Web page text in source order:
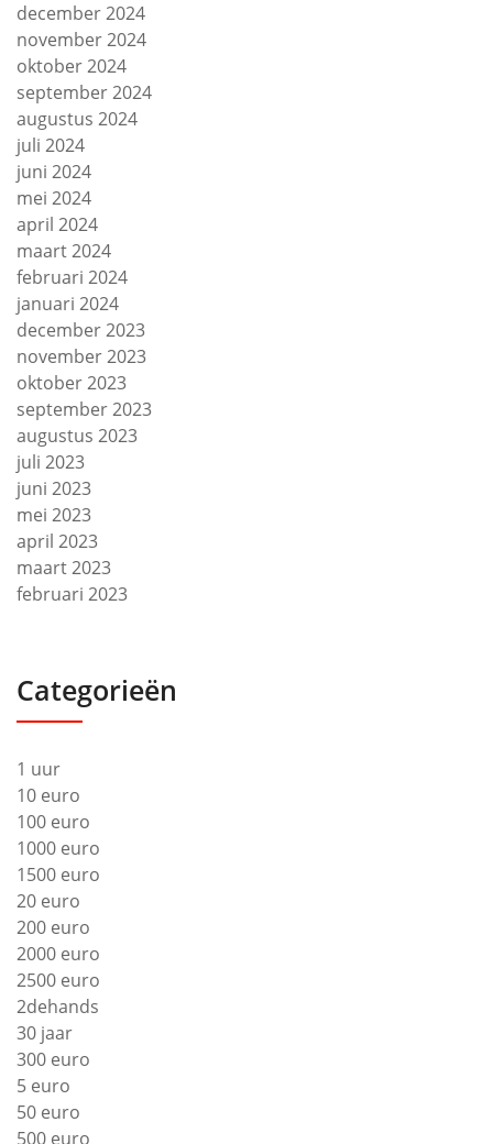
december 2024
november 2024
oktober 2024
september 2024
augustus 2024
juli 2024
juni 2024
mei 2024
april 2024
maart 2024
februari 2024
januari 2024
december 2023
november 2023
oktober 2023
september 2023
augustus 2023
juli 2023
juni 2023
mei 2023
april 2023
maart 2023
februari 2023
Categorieën
1 uur
10 euro
100 euro
1000 euro
1500 euro
20 euro
200 euro
2000 euro
2500 euro
2dehands
30 jaar
300 euro
5 euro
50 euro
500 euro